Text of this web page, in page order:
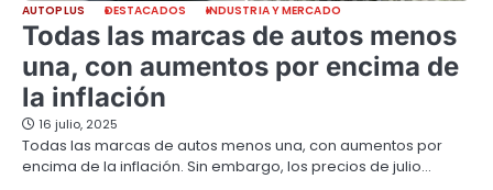
AUTOPLUS DESTACADOS INDUSTRIA Y MERCADO
Todas las marcas de autos menos
una, con aumentos por encima de
la inflación
16 julio, 2025
Todas las marcas de autos menos una, con aumentos por
encima de la inflación. Sin embargo, los precios de julio…